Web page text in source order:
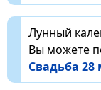
Лунный
Вы можете
Свадьба 28